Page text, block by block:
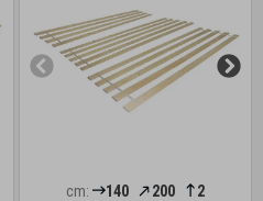
cm: 140 200
2